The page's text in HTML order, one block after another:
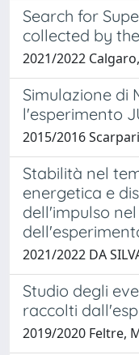
Search for
collected by
2021/2022
Simulazione di
l'esperimento
2015/2016
Stabilità nel
energetica e
dell'impulso
2021/2022 DA
Studio degli
raccolti
2019/2020 Feltre,